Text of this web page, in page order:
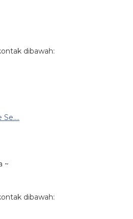
dibawah:
~
dibawah: